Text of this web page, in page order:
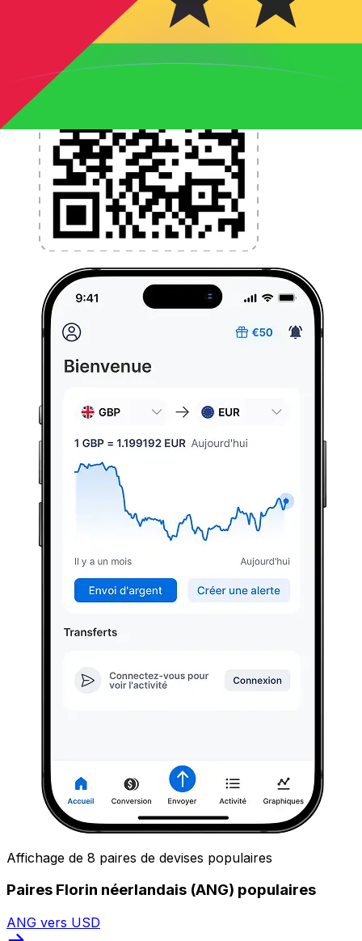
Affichage de 8 paires de devises populaires
Paires Florin néerlandais (ANG) populaires
ANG vers USD